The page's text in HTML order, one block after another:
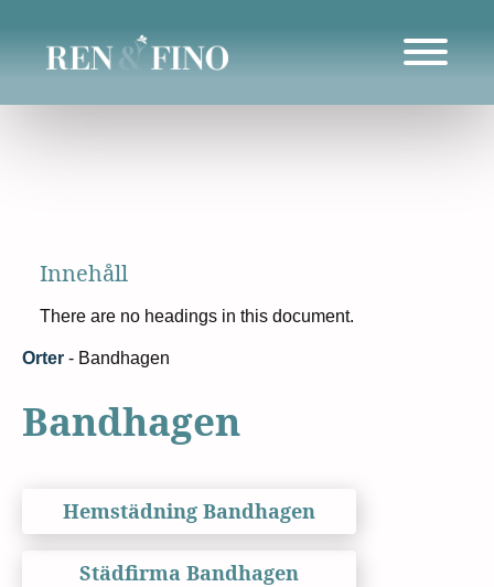
Innehåll
There are no headings in this document.
Orter - Bandhagen
Bandhagen
Hemstädning Bandhagen
Städfirma Bandhagen